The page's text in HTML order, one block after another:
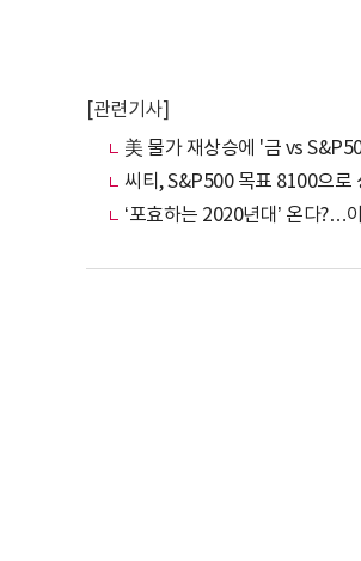
[관련기사]
美 물가 재상승에 '금 vs
씨티, S&P500 목표 8100으로
‘포효하는 2020년대’ 온다?…